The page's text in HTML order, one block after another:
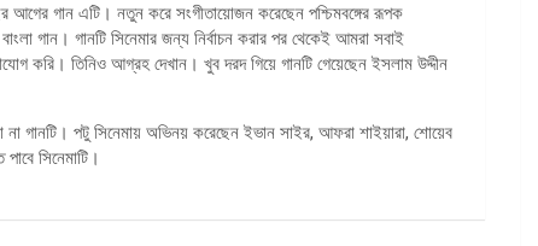
আগের গান এটি। নতুন করে সংগীতায়োজন করেছেন পশ্চিমবঙ্গের রূপক
গান। গানটি সিনেমার জন্য নির্বাচন করার পর থেকেই আমরা সবাই
করি। তিনিও আগ্রহ দেখান। খুব দরদ গিয়ে গানটি গেয়েছেন ইসলাম উদ্দীন
না গানটি। পটু সিনেমায় অভিনয় করেছেন ইভান সাইর, আফরা শাইয়ারা, শোয়েব
সিনেমাটি।